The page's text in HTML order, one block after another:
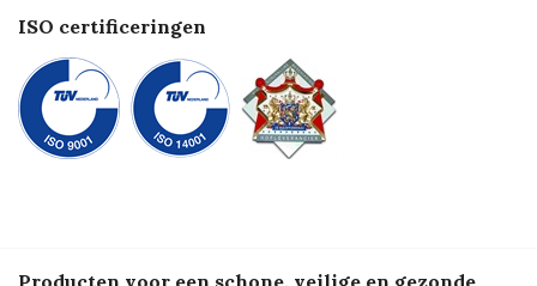
ISO certificeringen
Producten voor een schone, veilige en gezonde